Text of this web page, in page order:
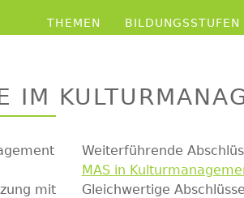
THEMEN BILDUNGSSTUFEN
IM
mit
Weiterführende
MAS in
Gleichwertige Abschlüsse